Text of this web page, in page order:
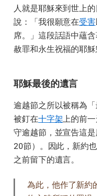
人就是耶穌來到世上
說：「我很願意在受害
席。」這段話語中蘊
赦罪和永生祝福的耶穌
耶穌最後的遺言
逾越節之所以被稱為
被釘在十字架上的前
守逾越節，並宣告這
20節）。因此，新約
之前留下的遺言。
為此，他作了新約